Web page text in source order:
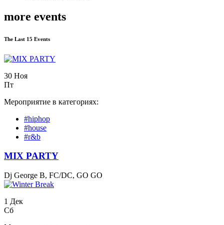
more events
The Last 15 Events
30 Ноя
Пт
Мероприятие в категориях:
#hiphop
#house
#r&b
MIX PARTY
Dj George B, FC/DC, GO GO
1 Дек
Сб